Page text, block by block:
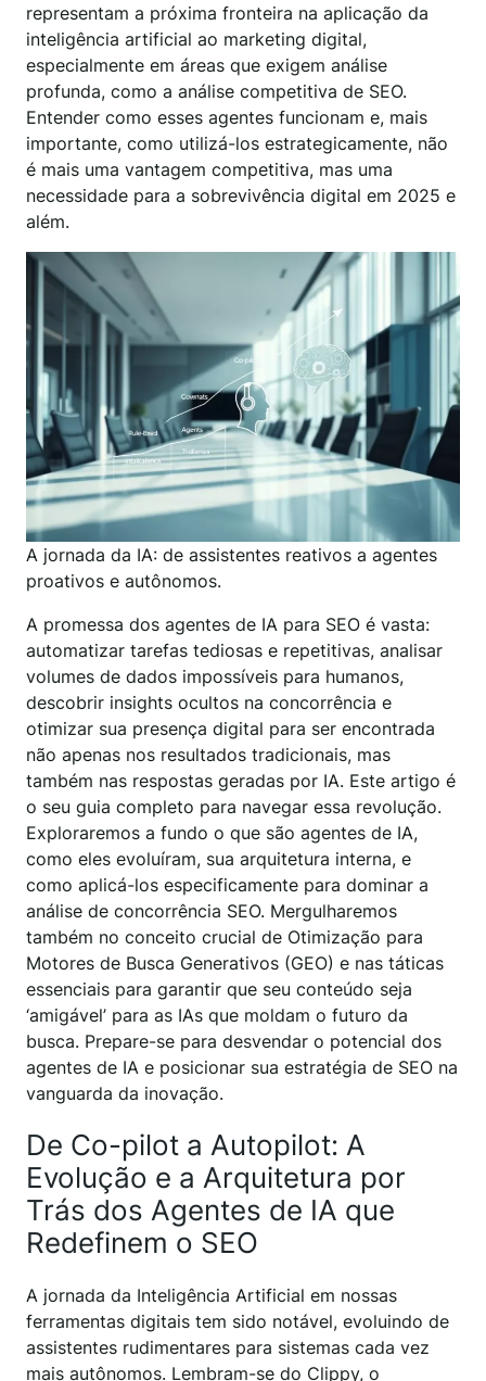
representam a próxima fronteira na aplicação da
inteligência artificial ao marketing digital,
especialmente em áreas que exigem análise
profunda, como a análise competitiva de SEO.
Entender como esses agentes funcionam e, mais
importante, como utilizá-los estrategicamente, não
é mais uma vantagem competitiva, mas uma
necessidade para a sobrevivência digital em 2025 e
além.
A jornada da IA: de assistentes reativos a agentes
proativos e autônomos.
A promessa dos agentes de IA para SEO é vasta:
automatizar tarefas tediosas e repetitivas, analisar
volumes de dados impossíveis para humanos,
descobrir insights ocultos na concorrência e
otimizar sua presença digital para ser encontrada
não apenas nos resultados tradicionais, mas
também nas respostas geradas por IA. Este artigo é
o seu guia completo para navegar essa revolução.
Exploraremos a fundo o que são agentes de IA,
como eles evoluíram, sua arquitetura interna, e
como aplicá-los especificamente para dominar a
análise de concorrência SEO. Mergulharemos
também no conceito crucial de Otimização para
Motores de Busca Generativos (GEO) e nas táticas
essenciais para garantir que seu conteúdo seja
‘amigável’ para as IAs que moldam o futuro da
busca. Prepare-se para desvendar o potencial dos
agentes de IA e posicionar sua estratégia de SEO na
vanguarda da inovação.
De Co-pilot a Autopilot: A
Evolução e a Arquitetura por
Trás dos Agentes de IA que
Redefinem o SEO
A jornada da Inteligência Artificial em nossas
ferramentas digitais tem sido notável, evoluindo de
assistentes rudimentares para sistemas cada vez
mais autônomos. Lembram-se do Clippy, o